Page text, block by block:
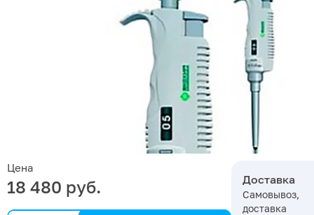
Цена
18 480 руб. Доставка
Самовывоз,
доставка